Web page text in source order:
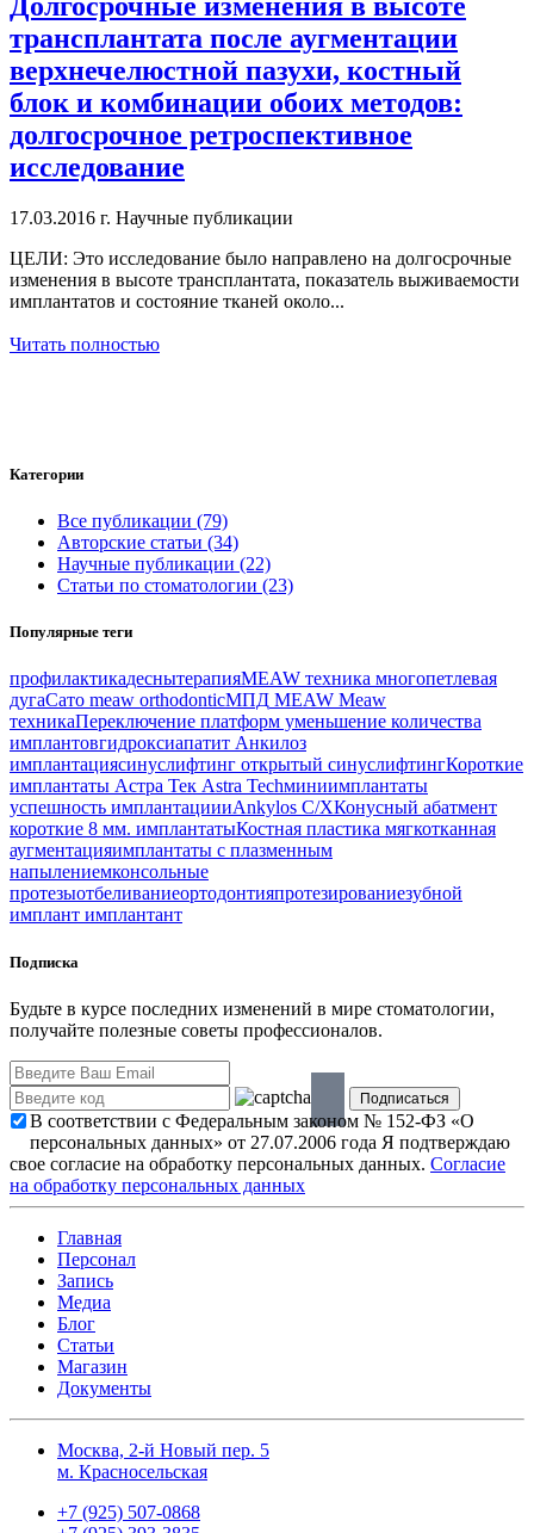
трансплантата после аугментации
верхнечелюстной пазухи, костный
блок и комбинации обоих методов:
долгосрочное ретроспективное
исследование
17.03.2016 г. Научные публикации
ЦЕЛИ: Это исследование было направлено на долгосрочные
изменения в высоте трансплантата, показатель выживаемости
имплантатов и состояние тканей около...
Читать полностью
Категории
Все публикации (79)
Авторские статьи (34)
Научные публикации (22)
Статьи по стоматологии (23)
Популярные теги
профилактикадеснытерапияMEAW техника многопетлевая
дугаСато meaw orthodonticМПД MEAW Meaw
техникаПереключение платформ уменьшение количества
имплантовгидроксиапатит Анкилоз
имплантациясинуслифтинг открытый синуслифтингКороткие
имплантаты Астра Тек Astra Techминиимплантаты
успешность имплантациииAnkylos C/XКонусный абатмент
короткие 8 мм. имплантатыКостная пластика мягкотканная
аугментацияимплантаты с плазменным
напылениемконсольные
протезыотбеливаниеортодонтияпротезированиезубной
имплант имплантант
Подписка
Будьте в курсе последних изменений в мире стоматологии,
получайте полезные советы профессионалов.
В соответствии с Федеральным законом № 152-ФЗ «О
персональных данных» от 27.07.2006 года Я подтверждаю
свое согласие на обработку персональных данных. Согласие
на обработку персональных данных
Главная
Персонал
Запись
Медиа
Блог
Статьи
Магазин
Документы
Москва, 2-й Новый пер. 5
м. Красносельская
+7 (925) 507-0868